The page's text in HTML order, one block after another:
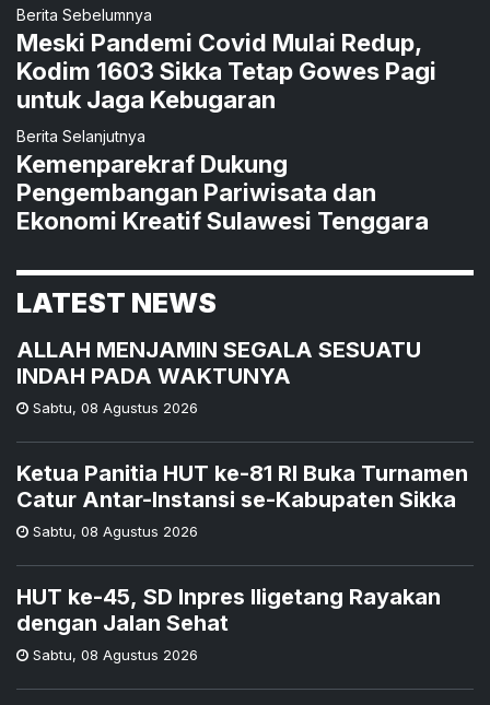
Berita Sebelumnya
Meski Pandemi Covid Mulai Redup,
Kodim 1603 Sikka Tetap Gowes Pagi
untuk Jaga Kebugaran
Berita Selanjutnya
Kemenparekraf Dukung
Pengembangan Pariwisata dan
Ekonomi Kreatif Sulawesi Tenggara
LATEST NEWS
ALLAH MENJAMIN SEGALA SESUATU
INDAH PADA WAKTUNYA
Sabtu, 08 Agustus 2026
Ketua Panitia HUT ke-81 RI Buka Turnamen
Catur Antar-Instansi se-Kabupaten Sikka
Sabtu, 08 Agustus 2026
HUT ke-45, SD Inpres Iligetang Rayakan
dengan Jalan Sehat
Sabtu, 08 Agustus 2026